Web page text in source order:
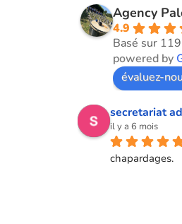
Agency
4.9
Basé sur
powered by
évaluez-
secretariat
il y a 6 mois
chapardages.